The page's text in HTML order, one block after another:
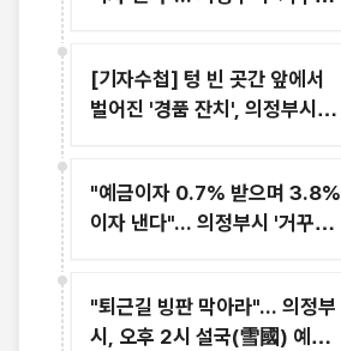
[기자수첩] 텅 빈 곳간 앞에서
벌어진 '경품 잔치', 의정부시장
"예금이자 0.7% 받으며 3.8%
이자 낸다"... 의정부시 '거꾸로
"퇴근길 빙판 막아라"... 의정부
시, 오후 2시 설국(雪國) 예보